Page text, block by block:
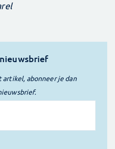
artikel, abonneer je dan